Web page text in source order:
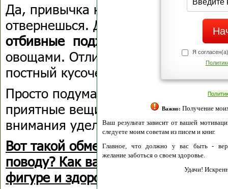
Да, привычка конечно - дело
отвернешься. Да и не от всего
отбивные поджарить не на масле,
овощами. Отлично! Одну
постный кусочек.
Просто подумать еще о том,
приятные вещи освобождается,
внимания уделять еде. :)
Вот такой обмен мнениями. А что
поводу? Как вам удается или не
фигуре и здоровье и наши давние
Я
Важно: Получение
Ваш результат зависит от вашей
следуете моим советам из писем и книг.
Главное, что должно у вас быть -
желание заботься о своем здоровье.
Удачи!